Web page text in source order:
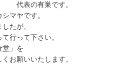
です。
マヤです。
たが、
って下さい。
」を
いたします。